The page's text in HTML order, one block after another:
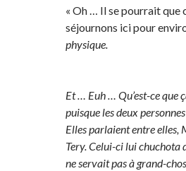
« Oh … Il se pourrait que
séjournons ici pour
physique.
Et … Euh … Qu’est-ce que
puisque les deux
Elles parlaient entre elles,
Tery. Celui-ci lui chuchota
ne servait pas à grand-